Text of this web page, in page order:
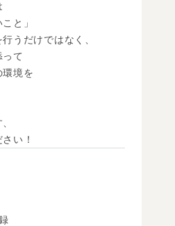
と」
うだけではなく、
て
環境を
い！